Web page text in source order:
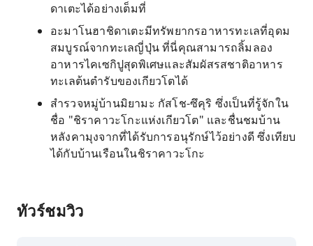
ดาเตะได้อย่างเต็มที่
อะมาโนฮาชิดาเตะมีทรัพยากรอาหารทะเลที่อุดม
สมบูรณ์จากทะเลญี่ปุ่น ที่นี่คุณสามารถลิ้มลอง
อาหารไคเซกิปูสุดพิเศษและสัมผัสรสชาติอาหาร
ทะเลต้นตำรับของเกียวโตได้
สำรวจหมู่บ้านมิยามะ กัสโช-ซึคุริ ซึ่งเป็นที่รู้จักใน
ชื่อ "ชิราคาวะโกะแห่งเกียวโต" และชื่นชมบ้าน
หลังคามุงจากที่ได้รับการอนุรักษ์ไว้อย่างดี ซึ่งเทียบ
ได้กับบ้านเรือนในชิราคาวะโกะ
ทัวร์ชมวิว